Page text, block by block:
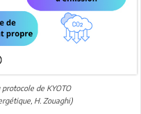
de KYOTO
H. Zouaghi)